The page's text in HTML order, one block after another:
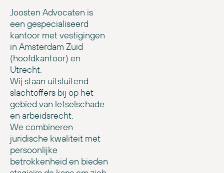
Joosten Advocaten is
een gespecialiseerd
kantoor met vestigingen
in Amsterdam Zuid
(hoofdkantoor) en
Utrecht.
Wij staan uitsluitend
slachtoffers bij op het
gebied van letselschade
en arbeidsrecht.
We combineren
juridische kwaliteit met
persoonlijke
betrokkenheid en bieden